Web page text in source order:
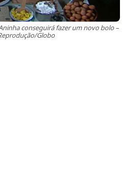
conseguirá fazer um novo bolo –
Globo